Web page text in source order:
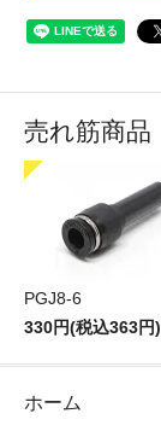
売れ筋商品
PGJ8-6
330円(税込363円)
ホーム